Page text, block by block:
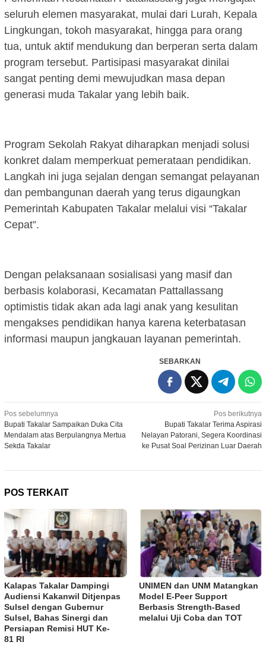
seluruh elemen masyarakat, mulai dari Lurah, Kepala
Lingkungan, tokoh masyarakat, hingga para orang
tua, untuk aktif mendukung dan berperan serta dalam
program tersebut. Partisipasi masyarakat dinilai
sangat penting demi mewujudkan masa depan
generasi muda Takalar yang lebih baik.
Program Sekolah Rakyat diharapkan menjadi solusi
konkret dalam memperkuat pemerataan pendidikan.
Langkah ini juga sejalan dengan semangat pelayanan
dan pembangunan daerah yang terus digaungkan
Pemerintah Kabupaten Takalar melalui visi “Takalar
Cepat”.
Dengan pelaksanaan sosialisasi yang masif dan
berbasis kolaborasi, Kecamatan Pattallassang
optimistis tidak akan ada lagi anak yang kesulitan
mengakses pendidikan hanya karena keterbatasan
informasi maupun jangkauan layanan pemerintah.
SEBARKAN
Navigasi
pos
Pos sebelumnya
Bupati Takalar Sampaikan Duka Cita
Mendalam atas Berpulangnya Mertua
Sekda Takalar
Pos berikutnya
Bupati Takalar Terima Aspirasi
Nelayan Patorani, Segera Koordinasi
ke Pusat Soal Perizinan Luar Daerah
POS TERKAIT
Kalapas Takalar Dampingi
Audiensi Kakanwil Ditjenpas
Sulsel dengan Gubernur
Sulsel, Bahas Sinergi dan
Persiapan Remisi HUT Ke-
81 RI
UNIMEN dan UNM Matangkan
Model E-Peer Support
Berbasis Strength-Based
melalui Uji Coba dan TOT